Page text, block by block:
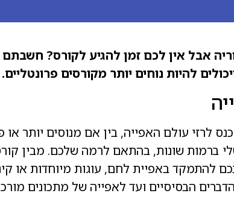
אבל אין לכם זמן להגיע לקורס?
להיות נוחים יותר מקורסים פרונטליים.
לרזי עולם האפייה, בין אם מנוסים יותר
ברמות שונות, בהתאם לרמה שלכם. מבין
להתמקד באפיית לחם, עוגות מיוחדות או
הבסיסיים ועד לאפייה של מתכונים